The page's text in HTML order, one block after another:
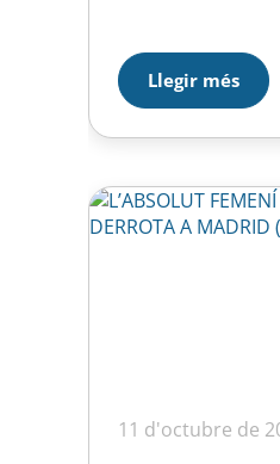
per carregar piles
segona volta de la
totes les opcions
assolir l’ascens
Llegir més
11 d'octubre de